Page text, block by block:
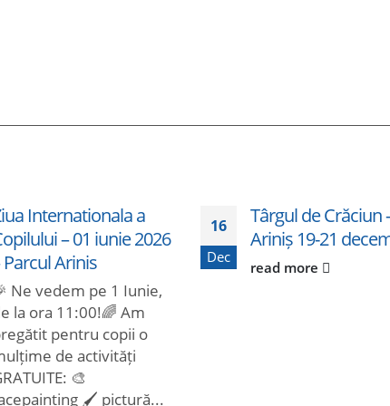
Internationala a
– 01 iunie 2026
Parcul Arinis
Ne vedem pe 1 Iunie,
la ora 11:00!🌈 Am
pentru copii o
de activități
🎨
🖌️ pictură...
16
Dec
Târgul de Crăciun
Ariniș 19-21
read more